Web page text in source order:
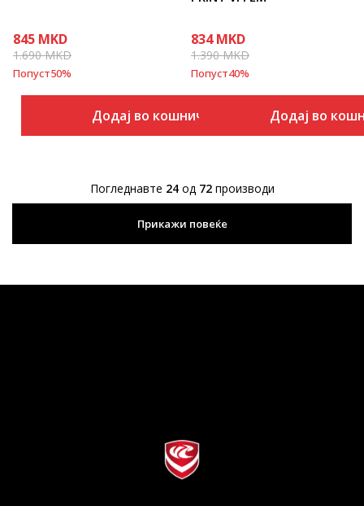
845 MKD
1.690MKD
Попуст50%
Додај во кошничка
834 MKD
1.390MKD
Попуст40%
Додај во
Погледнавте 24од 72производи
Прикажи повеќе